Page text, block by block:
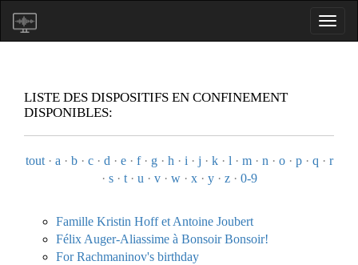
LISTE DES DISPOSITIFS EN CONFINEMENT
DISPONIBLES:
tout· a · b· c· d · e· f· g· h · i · j · k· l · m· n · o· p· q · r
· s· t· u · v· w· x· y· z· 0-9
Famille Kristin Hoff et Antoine Joubert
Félix Auger-Aliassime à Bonsoir Bonsoir!
For Rachmaninov's birthday